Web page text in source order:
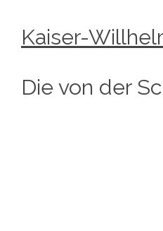
Kaiser-
Die von der